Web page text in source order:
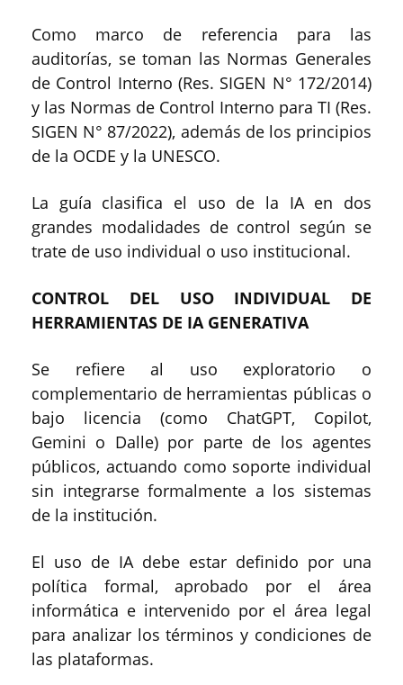
Como marco de referencia para las
auditorías, se toman las Normas Generales
de Control Interno (Res. SIGEN N° 172/2014)
y las Normas de Control Interno para TI (Res.
SIGEN N° 87/2022), además de los principios
de la OCDE y la UNESCO.
La guía clasifica el uso de la IA en dos
grandes modalidades de control según se
trate de uso individual o uso institucional.
CONTROL DEL USO INDIVIDUAL DE
HERRAMIENTAS DE IA GENERATIVA
Se refiere al uso exploratorio o
complementario de herramientas públicas o
bajo licencia (como ChatGPT, Copilot,
Gemini o Dalle) por parte de los agentes
públicos, actuando como soporte individual
sin integrarse formalmente a los sistemas
de la institución.
El uso de IA debe estar definido por una
política formal, aprobado por el área
informática e intervenido por el área legal
para analizar los términos y condiciones de
las plataformas.